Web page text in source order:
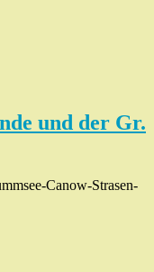
und der Gr.
Canow-Strasen-